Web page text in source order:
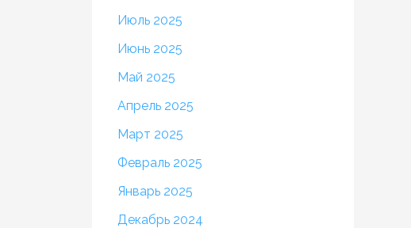
Июль 2025
Июнь 2025
Май 2025
Апрель 2025
Март 2025
Февраль 2025
Январь 2025
Декабрь 2024